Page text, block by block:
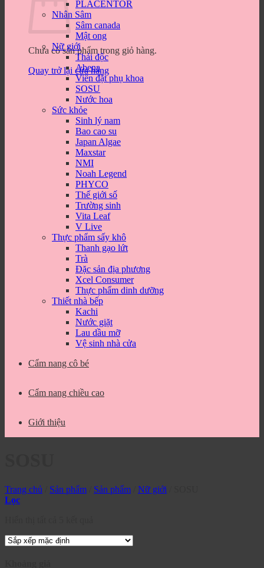
Chưa có sản phẩm trong giỏ hàng.
Quay trở lại cửa hàng
PLACENTOR
Nhân Sâm
Sâm canada
Mật ong
Nữ giới
Thải độc
Abena
Viên đặt phụ khoa
SOSU
Nước hoa
Sức khỏe
Sinh lý nam
Bao cao su
Japan Algae
Maxstar
NMI
Noah Legend
PHYCO
Thế giới số
Trường sinh
Vita Leaf
V Live
Thực phẩm sấy khô
Thanh gạo lứt
Trà
Đặc sản địa phương
Xcel Consumer
Thực phẩm dinh dưỡng
Thiết nhà bếp
Kachi
Nước giặt
Lau dầu mỡ
Vệ sinh nhà cửa
Cẩm nang cô bé
Cẩm nang chiều cao
Giới thiệu
Trang chủ Sản phẩm Sản phẩm Nữ giới
Lọc